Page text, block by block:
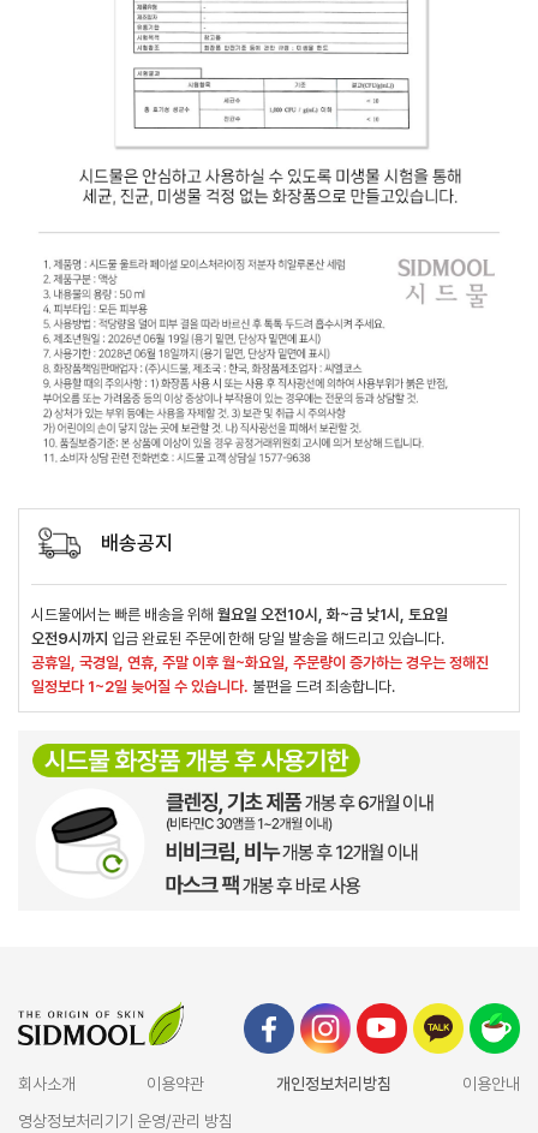
배송공지
시드물에서는 빠른 배송을 위해 월요일 오전10시, 화~금 낮1시, 토요일
오전9시까지 입금 완료된 주문에 한해 당일 발송을 해드리고 있습니다.
공휴일, 국경일, 연휴, 주말 이후 월~화요일, 주문량이 증가하는 경우는 정해진
일정보다 1~2일 늦어질 수 있습니다. 불편을 드려 죄송합니다.
회사소개 이용약관 개인정보처리방침
이용안내
영상정보처리기기 운영/관리 방침